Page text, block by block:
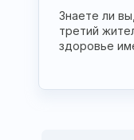
Знаете ли
третий
здоровье